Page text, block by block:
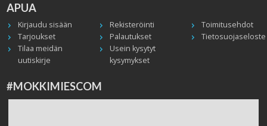
APUA
Kirjaudu sisään Rekisteröinti
Toimitusehdot
Tarjoukset
Palautukset
Tietosuojaseloste
Tilaa meidän
uutiskirje
Usein kysytyt
kysymykset
#MOKKIMIESCOM